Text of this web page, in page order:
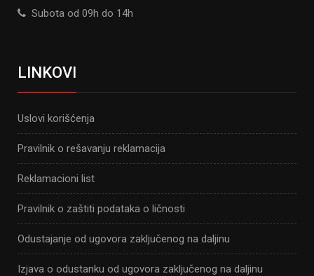
Subota od 09h do 14h
LINKOVI
Uslovi korišćenja
Pravilnik o rešavanju reklamacija
Reklamacioni list
Pravilnik o zaštiti podataka o ličnosti
Odustajanje od ugovora zaključenog na daljinu
Izjava o odustanku od ugovora zaključenog na daljinu